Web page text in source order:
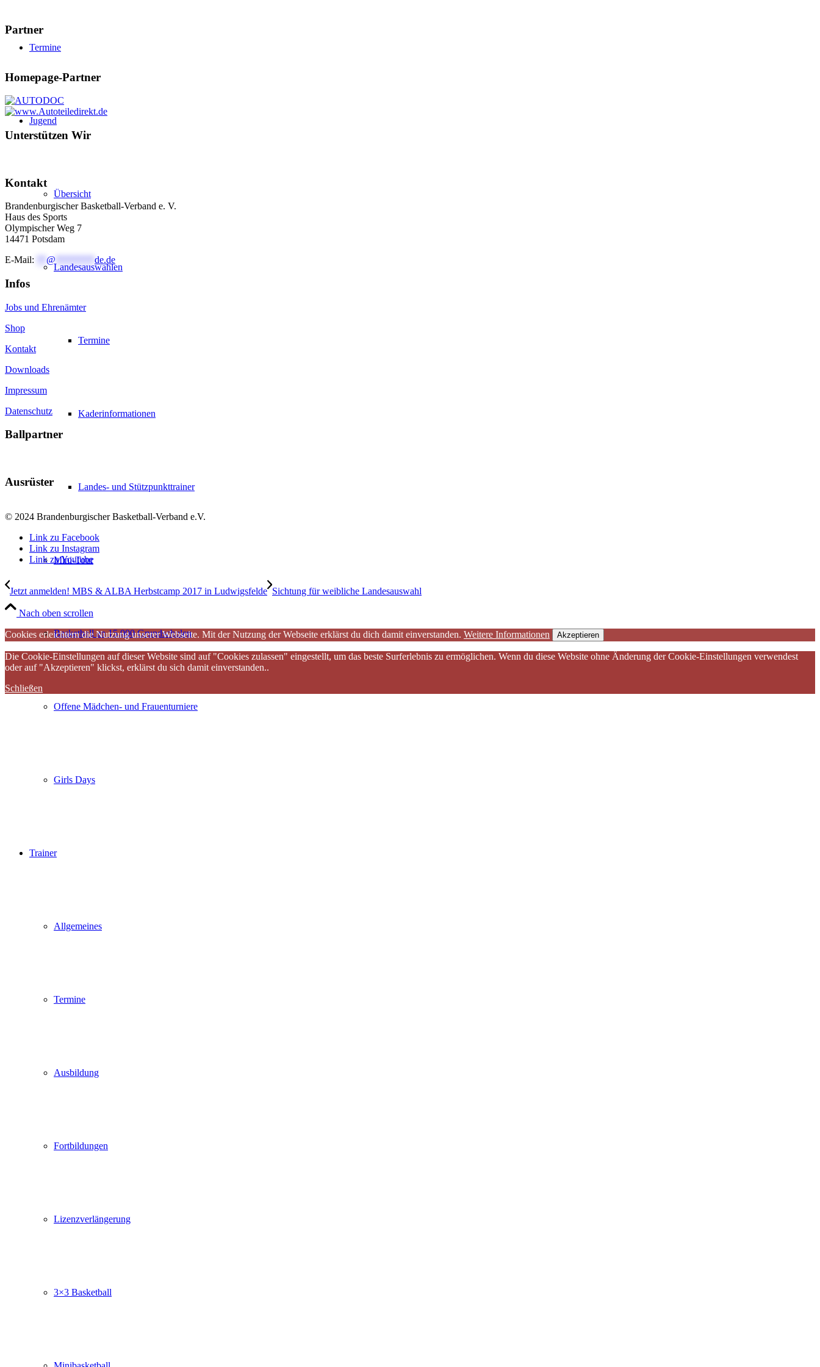
Termine
Jugend
Übersicht
Landesauswahlen
Termine
Kaderinformationen
Landes- und Stützpunkttrainer
Mini-Tour
Basketball an 15.000 Grundschulen
Offene Mädchen- und Frauenturniere
Girls Days
Trainer
Allgemeines
Termine
Ausbildung
Fortbildungen
Lizenzverlängerung
3×3 Basketball
Partner
Homepage-Partner
Unterstützen Wir
Kontakt
Brandenburgischer Basketball-Verband e. V.
Haus des Sports
Olympischer Weg 7
14471 Potsdam
E-Mail:
@ de.de
Infos
Jobs und Ehrenämter
Shop
Kontakt
Downloads
Impressum
Datenschutz
Ballpartner
Ausrüster
© 2024 Brandenburgischer Basketball-Verband e.V.
Link zu Facebook
Link zu Instagram
Link zu Youtube
Jetzt anmelden! MBS & ALBA Herbstcamp 2017 in Ludwigsfelde Sichtung für weibliche Landesauswahl
Nach oben scrollen
Cookies erleichtern die Nutzung unserer Webseite. Mit der Nutzung der Webseite erklärst du dich damit einverstanden. Weitere Informationen Akzeptieren
Die Cookie-Einstellungen auf dieser Website sind auf "Cookies zulassen" eingestellt, um das beste Surferlebnis zu ermöglichen. Wenn du diese Website ohne Änderung der Cookie-Einstellungen verwendest
oder auf "Akzeptieren" klickst, erklärst du sich damit einverstanden..
Schließen